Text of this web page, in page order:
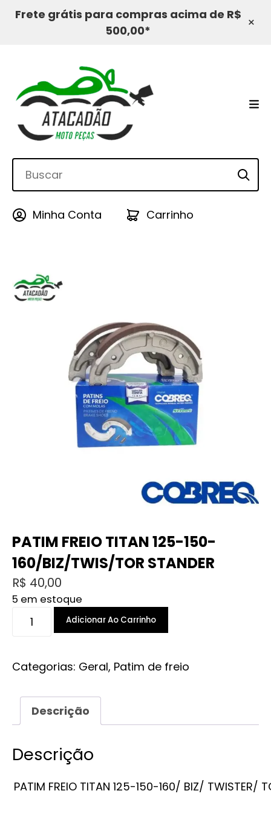
Frete grátis para compras acima de R$
500,00*
×
Minha Conta Carrinho
PATIM FREIO TITAN 125-150-
160/BIZ/TWIS/TOR STANDER
R$ 40,00
5 em estoque
PATIM
FREIO
125-
160/BIZ/TWIS/TOR
STANDER
quantidade
Adicionar Ao Carrinho
Categorias: Geral, Patim de freio
Descrição
Descrição
PATIM FREIO TITAN 125-150-160/ BIZ/ TWISTER/